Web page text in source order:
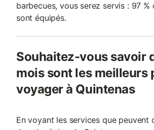
barbecues, vous serez servis : 97 %
sont équipés.
Souhaitez-vous savoir
mois sont les meilleurs
voyager à Quintenas
En voyant les services que peuvent